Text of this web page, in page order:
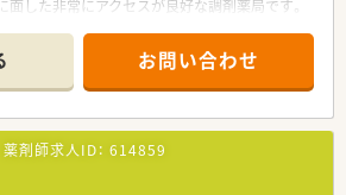
面した非常にアクセスが良好な調剤薬局です。
40枚から50枚前後の処方箋を取り扱います。
名と非常勤1名が在籍しており、常時2名から3
えているため、安心して実務に取り組めます。
る人物像について】
らの処方箋増加に伴う体制強化のための急募
力しながら円滑に業務を進められる方を求めて
お問い合わせ
薬剤師求人ID： 614859